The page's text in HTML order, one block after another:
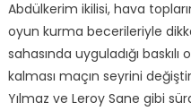
Abdülkerim ikilisi, hava
oyun kurma becerileriyle
sahasında uyguladığı
kalması maçın seyrini
Yılmaz ve Leroy Sane gibi